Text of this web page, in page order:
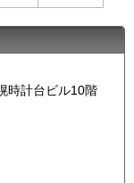
時計台ビル10階